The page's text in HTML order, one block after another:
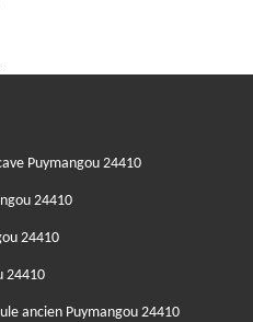
Puymangou 24410
24410
24410
24410
ancien Puymangou 24410